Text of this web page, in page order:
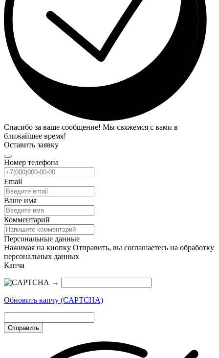
Спасибо за ваше сообщение! Мы свяжемся с вами в
ближайшее время!
Оставить заявку
Номер телефона
Email
Ваше имя
Комментарий
Персональные данные
Нажимая на кнопку Отправить, вы соглашаетесь на обработку
персональных данных
Капча
→
Обновить капчу (CAPTCHA)
Отправить